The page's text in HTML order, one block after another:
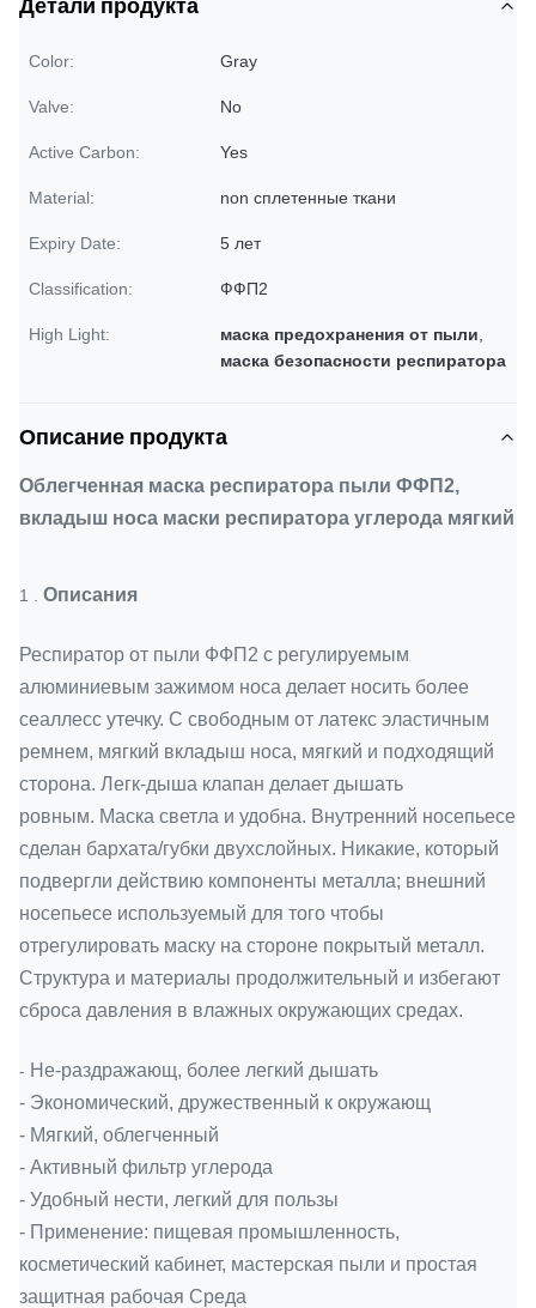
Color: Gray
Valve: No
Active Carbon: Yes
Material: non сплетенные ткани
Expiry Date: 5 лет
Classification: ФФП2
High Light: маска предохранения от пыли
маска безопасности респиратора
Описание продукта
Облегченная маска респиратора пыли ФФП2,
вкладыш носа маски респиратора углерода мягкий
1 . Описания
Респиратор от пыли ФФП2 с регулируемым
алюминиевым зажимом носа делает носить более
сеаллесс утечку. С свободным от латекс эластичным
ремнем, мягкий вкладыш носа, мягкий и подходящий
сторона. Легк-дыша клапан делает дышать
ровным. Маска светла и удобна. Внутренний носепьесе
сделан бархата/губки двухслойных. Никакие, который
подвергли действию компоненты металла; внешний
носепьесе используемый для того чтобы
отрегулировать маску на стороне покрытый металл.
Структура и материалы продолжительный и избегают
сброса давления в влажных окружающих средах.
- Не-раздражающ, более легкий дышать
- Экономический, дружественный к окружающ
- Мягкий, облегченный
- Активный фильтр углерода
- Удобный нести, легкий для пользы
- Применение: пищевая промышленность,
косметический кабинет, мастерская пыли и простая
защитная рабочая Среда